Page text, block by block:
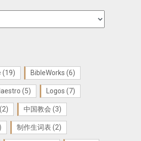
(19) BibleWorks (6)
(5) Logos (7)
(2) 中国教会 (3)
制作生词表 (2)